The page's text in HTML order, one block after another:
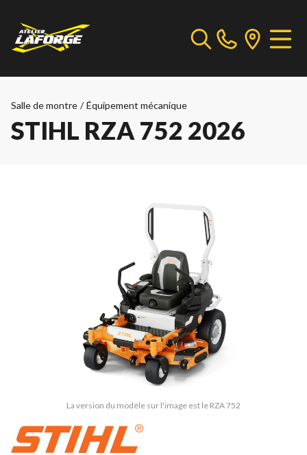
Salle de montre / Équipement mécanique
STIHL RZA 752 2026
La version du modèle sur l'image est le RZA 752